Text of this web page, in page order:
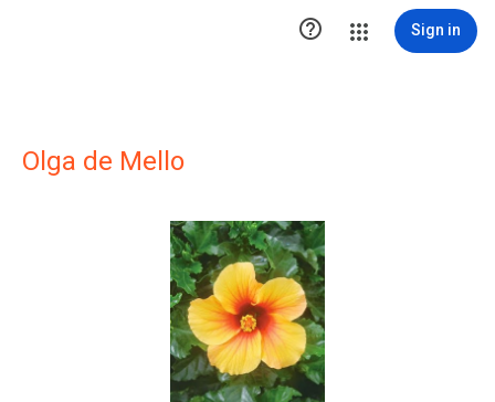
 Sign in
Olga de Mello